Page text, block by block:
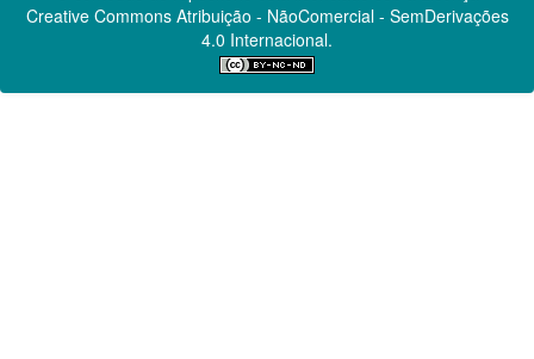
Creative CommonsAtribuição - NãoComercial - SemDerivações
4.0 Internacional.